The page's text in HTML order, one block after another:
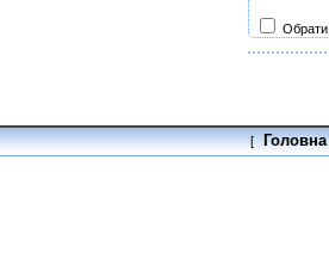
Обрати
[ Головна